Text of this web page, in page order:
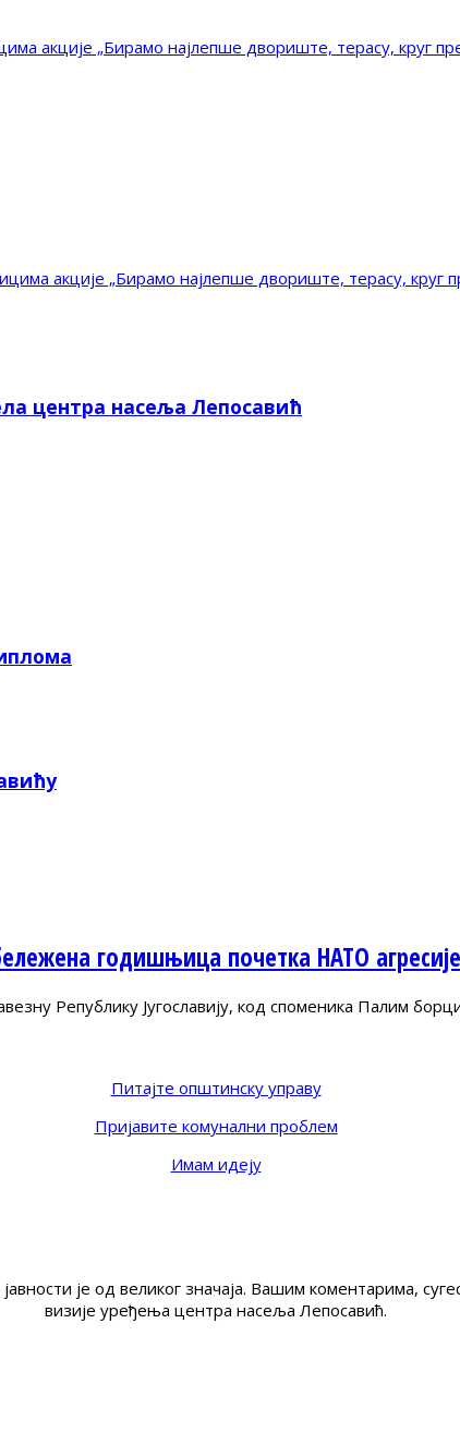
акције „Бирамо најлепше двориште, терасу, круг
акције „Бирамо најлепше двориште, терасу, круг
центра насеља Лепосавић
годишњица почетка НАТО агресије
Републику Југославију, код споменика Палим
Питајте општинску управу
Пријавите комунални проблем
Имам идеју
је од великог значаја. Вашим коментарима,
визије уређења центра насеља Лепосавић.